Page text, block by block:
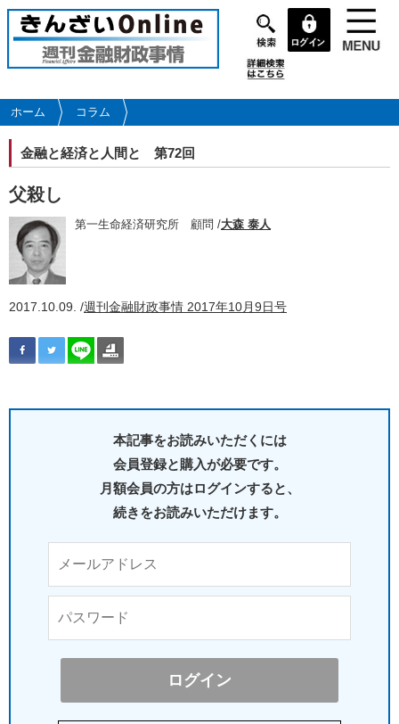
メ
イ
コ
ン
に
ホーム コラム
金融と経済と人間と 第72回
父殺し
第一生命経済研究所 顧問 /大森 泰人
2017.10.09. /週刊金融財政事情 2017年10月9日号
本記事をお読みいただくには
会員登録と購入が必要です。
月額会員の方はログインすると、
続きをお読みいただけます。